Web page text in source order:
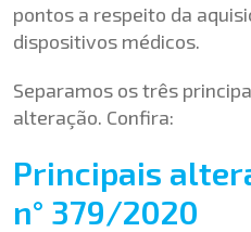
pontos a respeito da
dispositivos médicos.
Separamos os três
alteração. Confira:
Principais
n° 379/2020